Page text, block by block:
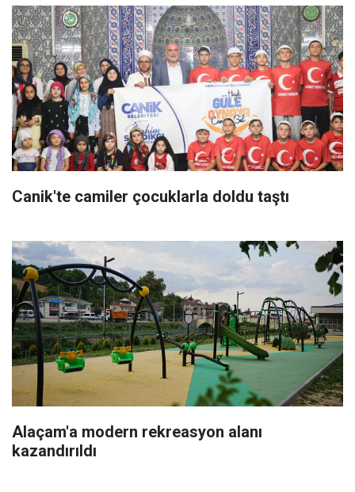
Canik'te camiler çocuklarla doldu taştı
Alaçam'a modern rekreasyon alanı
kazandırıldı